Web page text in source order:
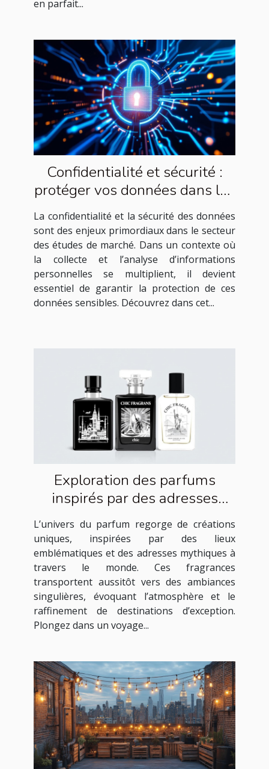
en parfait...
Confidentialité et sécurité :
protéger vos données dans les
études de marché
La confidentialité et la sécurité des données
sont des enjeux primordiaux dans le secteur
des études de marché. Dans un contexte où
la collecte et l’analyse d’informations
personnelles se multiplient, il devient
essentiel de garantir la protection de ces
données sensibles. Découvrez dans cet...
Exploration des parfums
inspirés par des adresses
célèbres
L’univers du parfum regorge de créations
uniques, inspirées par des lieux
emblématiques et des adresses mythiques à
travers le monde. Ces fragrances
transportent aussitôt vers des ambiances
singulières, évoquant l’atmosphère et le
raffinement de destinations d’exception.
Plongez dans un voyage...